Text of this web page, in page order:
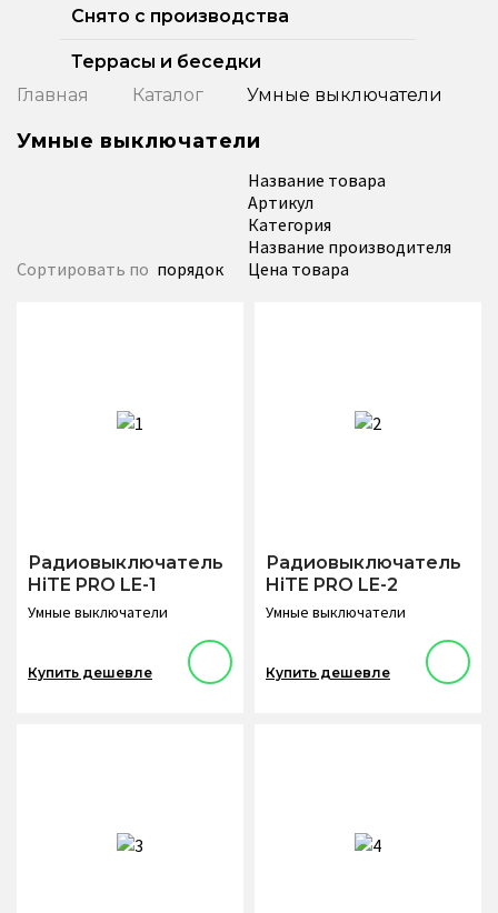
Снято с производства
Террасы и беседки
Главная
Каталог Умные выключатели
Умные выключатели
Сортировать по порядок
Название товара
Артикул
Категория
Название производителя
Цена товара
Радиовыключатель
HiTE PRO LE-1
Умные выключатели
Купить дешевле
Радиовыключатель
HiTE PRO LE-2
Умные выключатели
Купить дешевле